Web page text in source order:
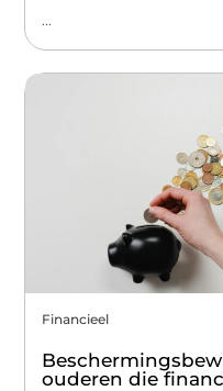
...
Financieel
ouderen die